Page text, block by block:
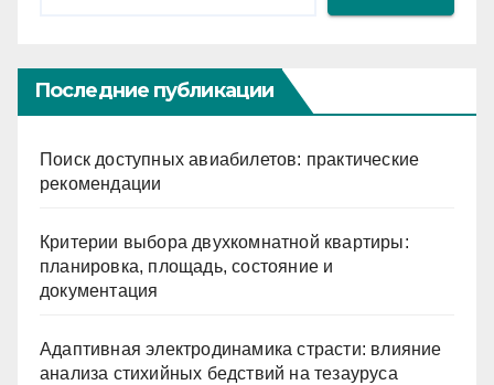
Последние публикации
Поиск доступных авиабилетов: практические
рекомендации
Критерии выбора двухкомнатной квартиры:
планировка, площадь, состояние и
документация
Адаптивная электродинамика страсти: влияние
анализа стихийных бедствий на тезауруса